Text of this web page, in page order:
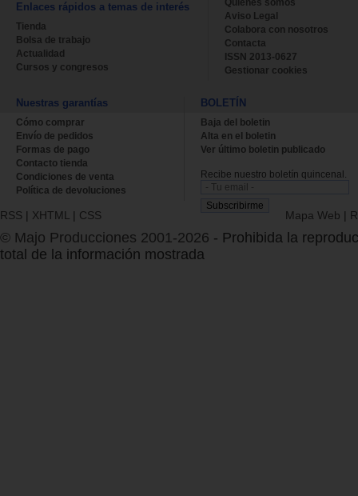
Enlaces rápidos a temas de interés
Tienda
Bolsa de trabajo
Actualidad
Cursos y congresos
Quienes somos
Aviso Legal
Colabora con nosotros
Contacta
ISSN 2013-0627
Gestionar cookies
Nuestras garantías
Cómo comprar
Envío de pedidos
Formas de pago
Contacto tienda
Condiciones de venta
Política de devoluciones
BOLETÍN
Baja del boletin
Alta en el boletin
Ver último boletin publicado
Recibe nuestro boletín quincenal.
RSS | XHTML | CSS Mapa Web |
© Majo Producciones 2001-2026 - Prohibida la
total de la información mostrada